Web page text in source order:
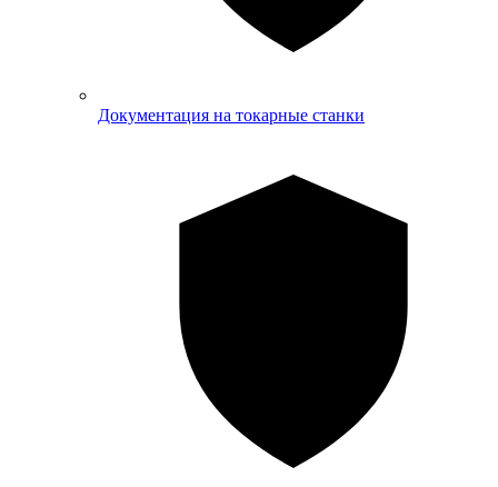
Документация на токарные станки